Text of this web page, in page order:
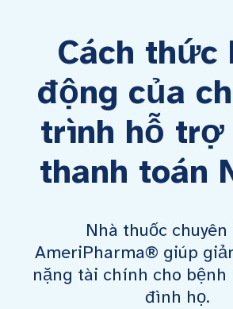
Cách thức
động của
trình hỗ trợ
thanh toán
Nhà thuốc chuyên
AmeriPharma® giúp
nặng tài chính cho bệnh
đình họ.